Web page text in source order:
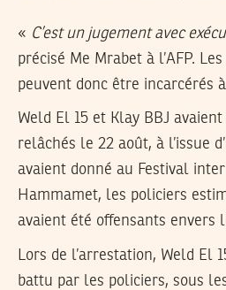
« C’est un jugement avec
précisé Me Mrabet à l’AFP.
peuvent donc être incarcérés
Weld El 15 et Klay BBJ
relâchés le 22 août, à l’issue
avaient donné au Festival
Hammamet, les policiers
avaient été offensants envers
Lors de l’arrestation, Weld El
battu par les policiers, sous